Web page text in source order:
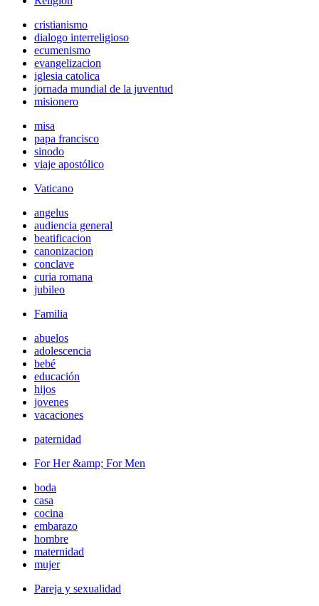
cristianismo
dialogo interreligioso
ecumenismo
evangelizacion
iglesia catolica
jornada mundial de la juventud
misionero
misa
papa francisco
sinodo
viaje apostólico
Vaticano
angelus
audiencia general
beatificacion
canonizacion
conclave
curia romana
jubileo
Familia
abuelos
adolescencia
bebé
educación
hijos
jovenes
vacaciones
paternidad
For Her &amp; For Men
boda
casa
cocina
embarazo
hombre
maternidad
mujer
Pareja y sexualidad